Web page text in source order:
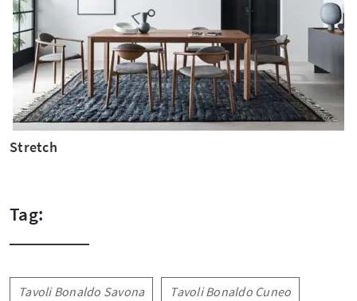
Stretch
Tag:
Tavoli Bonaldo Savona Tavoli Bonaldo Cuneo